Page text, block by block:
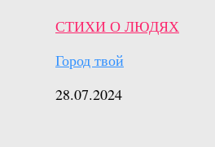
СТИХИ О ЛЮДЯХ
Город твой
28.07.2024